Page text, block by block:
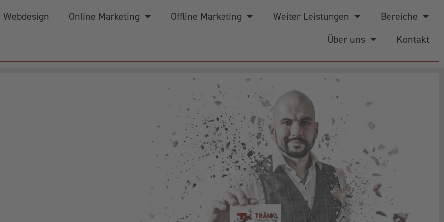
Webdesign Online Marketing Offline Marketing Weiter Leistungen
Bereiche
Über uns
Kontakt